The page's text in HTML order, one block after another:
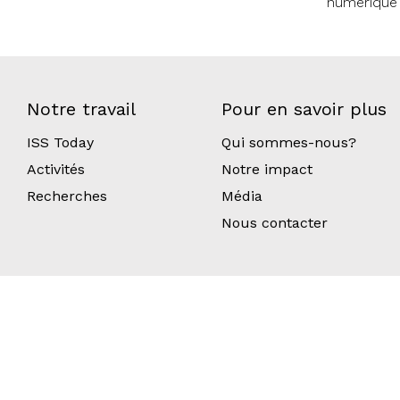
Notre travail
ISS Today
Activités
Recherches
Pour en savoir plus
Qui sommes-nous?
Notre impact
Média
Nous contacter